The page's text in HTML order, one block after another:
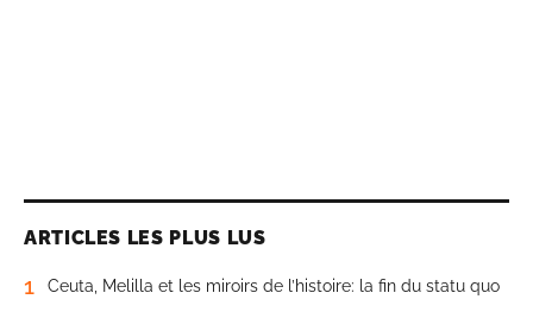
ARTICLES LES PLUS LUS
1 Ceuta, Melilla et les miroirs de l’histoire: la fin du statu quo